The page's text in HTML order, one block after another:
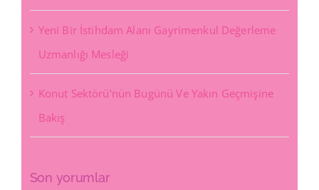
Yeni Bir İstihdam Alanı Gayrimenkul Değerleme
Uzmanlığı Mesleği
Konut Sektörü’nün Bugünü Ve Yakın Geçmişine
Bakış
Son yorumlar